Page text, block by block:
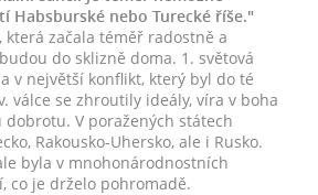
Habsburské nebo Turecké říše."
která začala téměř radostně a
do sklizně doma. 1. světová
v největší konflikt, který byl do té
válce se zhroutily ideály, víra v boha
dobrotu. V poražených státech
Rakousko-Uhersko, ale i Rusko.
byla v mnohonárodnostních
co je drželo pohromadě.